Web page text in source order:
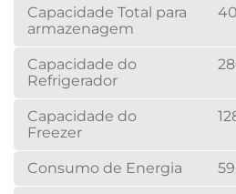
Capacidade Total para
armazenagem
Capacidade do
Refrigerador
Capacidade do
Freezer
Consumo de Energia